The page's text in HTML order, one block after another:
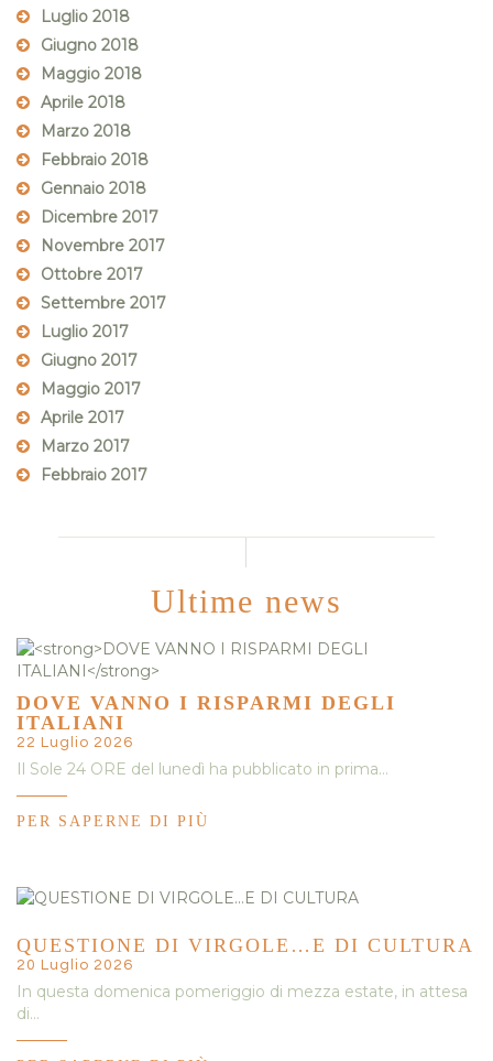
Luglio 2018
Giugno 2018
Maggio 2018
Aprile 2018
Marzo 2018
Febbraio 2018
Gennaio 2018
Dicembre 2017
Novembre 2017
Ottobre 2017
Settembre 2017
Luglio 2017
Giugno 2017
Maggio 2017
Aprile 2017
Marzo 2017
Febbraio 2017
Ultime news
DOVE VANNO I RISPARMI DEGLI
ITALIANI
22 Luglio 2026
Il Sole 24 ORE del lunedì ha pubblicato in prima…
PER SAPERNE DI PIÙ
QUESTIONE DI VIRGOLE…E DI CULTURA
20 Luglio 2026
In questa domenica pomeriggio di mezza estate, in attesa
di…